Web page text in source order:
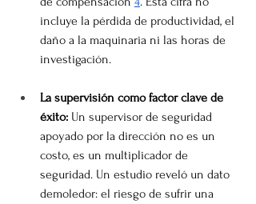
incluye la pérdida de productividad, el
daño a la maquinaria ni las horas de
investigación.
La supervisión como factor clave de
éxito: Un supervisor de seguridad
apoyado por la dirección no es un
costo, es un multiplicador de
seguridad. Un estudio reveló un dato
demoledor: el riesgo de sufrir una